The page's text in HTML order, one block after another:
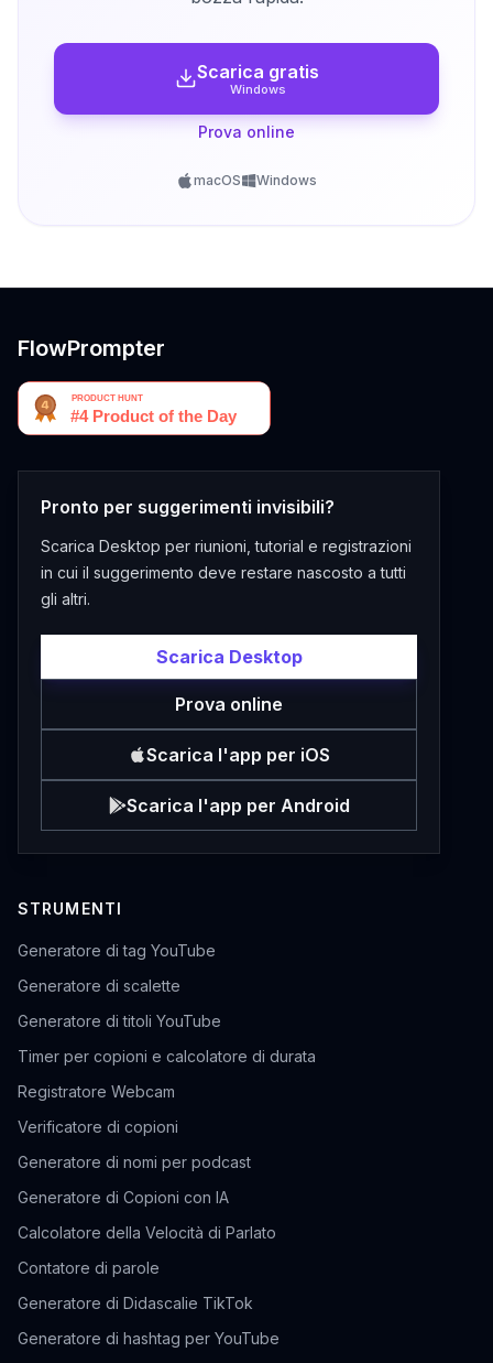
Scarica gratis
Windows
Prova online
macOS Windows
FlowPrompter
Pronto per suggerimenti invisibili?
Scarica Desktop per riunioni, tutorial e registrazioni
in cui il suggerimento deve restare nascosto a tutti
gli altri.
Scarica Desktop
Prova online
Scarica l'app per iOS
Scarica l'app per Android
STRUMENTI
Generatore di tag YouTube
Generatore di scalette
Generatore di titoli YouTube
Timer per copioni e calcolatore di durata
Registratore Webcam
Verificatore di copioni
Generatore di nomi per podcast
Generatore di Copioni con IA
Calcolatore della Velocità di Parlato
Contatore di parole
Generatore di Didascalie TikTok
Generatore di hashtag per YouTube